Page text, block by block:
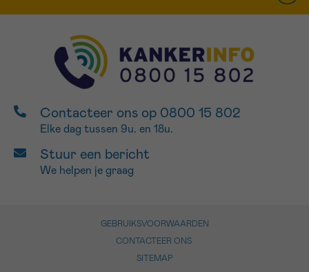
Contacteer ons op 0800 15 802
Elke dag tussen 9u. en 18u.
Stuur een bericht
We helpen je graag
GEBRUIKSVOORWAARDEN
CONTACTEER ONS
SITEMAP